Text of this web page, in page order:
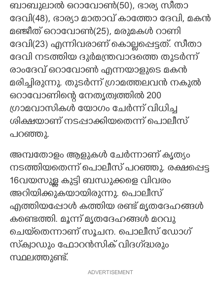
ബാബുലാൽ ഒറാവോൺ(50), ഭാര്യ സീതാ
ദേവി(48), ഭാര്യാ മാതാവ് കാത്തോ ദേവി, മകൻ
മഞ്ജീത് ഒറാവോൺ(25), മരുമകൾ റാണി
ദേവി(23) എന്നിവരാണ് കൊല്ലപ്പെട്ടത്. സീതാ
ദേവി നടത്തിയ ദുർമന്ത്രവാദത്തെ തുടർന്ന്
രാംദേവ് ഒറാവോൺ എന്നയാളുടെ മകൻ
മരിച്ചിരുന്നു. തുടർന്ന് ഗ്രാമത്തലവൻ നകുൽ
ഒറാവോണിന്റെ നേതൃത്വത്തിൽ 200
ഗ്രാമവാസികൾ യോഗം ചേർന്ന് വിധിച്ച
ശിക്ഷയാണ് നടപ്പാക്കിയതെന്ന് പൊലീസ്
പറഞ്ഞു.
അമ്പതോളം ആളുകൾ ചേർന്നാണ് കൃത്യം
നടത്തിയതെന്ന് പൊലീസ് പറഞ്ഞു. രക്ഷപ്പെട്ട
16വയസുള്ള കുട്ടി ബന്ധുക്കളെ വിവരം
അറിയിക്കുകയായിരുന്നു. പൊലീസ്
എത്തിയപ്പോൾ കത്തിയ രണ്ട് മൃതദേഹങ്ങൾ
കണ്ടെത്തി. മൂന്ന് മൃതദേഹങ്ങൾ മറവു
ചെയ്‌തെന്നാണ് സൂചന. പൊലീസ് ഡോഗ്
സ്‌ക്വാഡും ഫോറൻസിക് വിദഗ്‌ദ്ധരും
സ്ഥലത്തുണ്ട്.
ADVERTISEMENT